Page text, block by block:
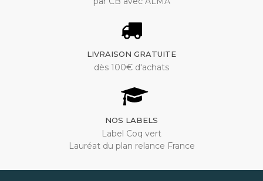
LIVRAISON GRATUITE
dès 100€ d'achats
NOS LABELS
Label Coq vert
Lauréat du plan relance France